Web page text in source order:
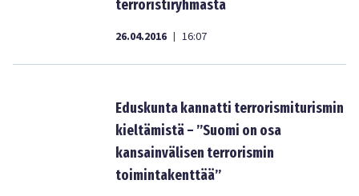
terroristiryhmästä
26.04.2016 | 16:07
Eduskunta kannatti terrorismiturismin
kieltämistä – ”Suomi on osa
kansainvälisen terrorismin
toimintakenttää”